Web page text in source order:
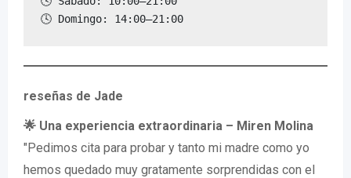
🕓 Domingo: 14:00–21:00
reseñas de Jade
🌟 Una experiencia extraordinaria – Miren Molina
"Pedimos cita para probar y tanto mi madre como yo
hemos quedado muy gratamente sorprendidas con el